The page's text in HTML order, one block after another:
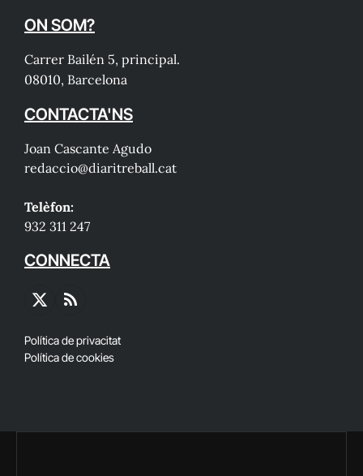
ON SOM?
Carrer Bailén 5, principal.
08010, Barcelona
CONTACTA'NS
Joan Cascante Agudo
redaccio@diaritreball.cat
Telèfon:
932 311 247
CONNECTA
X
RSS
Política de privacitat
Política de cookies